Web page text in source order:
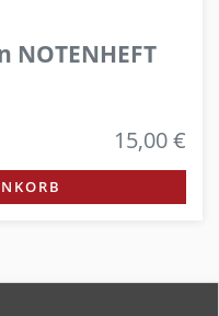
15,00 €